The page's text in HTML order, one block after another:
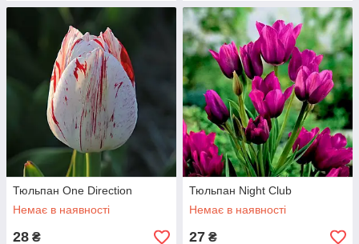
Тюльпан One Direction
Немає в наявності
28 ₴
Тюльпан Night Club
Немає в наявності
27 ₴